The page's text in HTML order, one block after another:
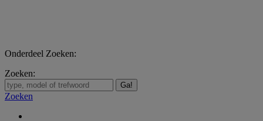
Onderdeel Zoeken:
Zoeken:
Zoeken